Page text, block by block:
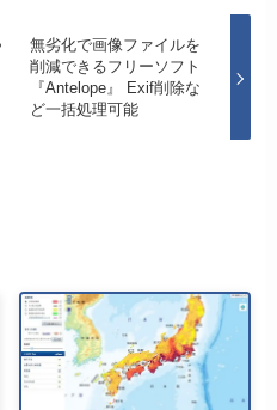
無劣化で画像ファイルを
削減できるフリーソフト
『Antelope』 Exif削除な
ど一括処理可能